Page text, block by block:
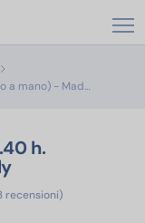
a mano) - Mad…
h.
recensioni)